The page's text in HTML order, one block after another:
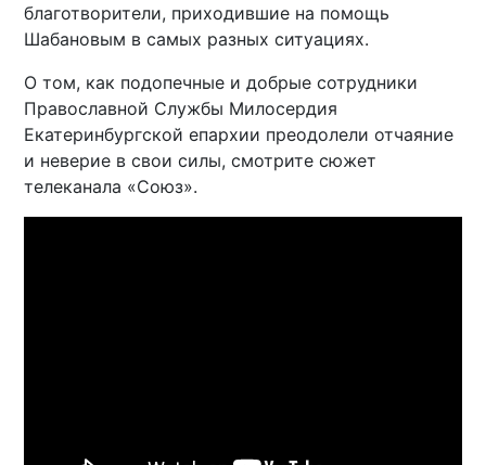
благотворители, приходившие на помощь
Шабановым в самых разных ситуациях.
О том, как подопечные и добрые сотрудники
Православной Службы Милосердия
Екатеринбургской епархии преодолели отчаяние
и неверие в свои силы, смотрите сюжет
телеканала «Союз».